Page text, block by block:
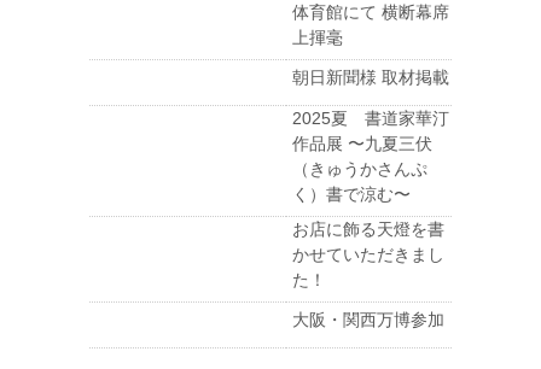
体育館にて 横断幕席
上揮毫
朝日新聞様 取材掲載
2025夏 書道家華汀
作品展 〜九夏三伏
（きゅうかさんぷ
く）書で涼む〜
お店に飾る天燈を書
かせていただきまし
た！
大阪・関西万博参加